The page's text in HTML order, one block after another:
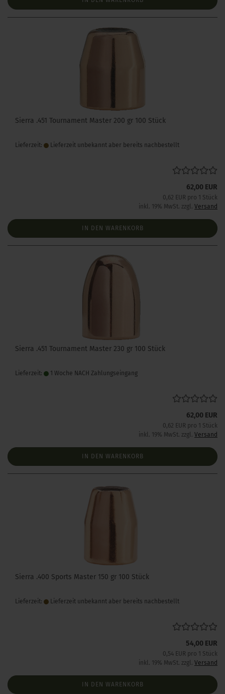
Sierra .451 Tournament Master 200 gr 100 Stück
Lieferzeit: Lieferzeit unbekannt aber bereits nachbestellt
62,00 EUR
0,62 EUR pro 1 Stück
inkl. 19% MwSt. zzgl. Versand
IN DEN WARENKORB
Sierra .451 Tournament Master 230 gr 100 Stück
Lieferzeit: 1 Woche NACH Zahlungseingang
62,00 EUR
0,62 EUR pro 1 Stück
inkl. 19% MwSt. zzgl. Versand
IN DEN WARENKORB
Sierra .400 Sports Master 150 gr 100 Stück
Lieferzeit: Lieferzeit unbekannt aber bereits nachbestellt
54,00 EUR
0,54 EUR pro 1 Stück
inkl. 19% MwSt. zzgl. Versand
IN DEN WARENKORB